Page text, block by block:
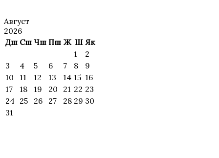
Август
2026
Дш Сш Чш Пш Ж Ш Як
1
2
3
4 5 6 7 8
9
10
11 12 13 14 15 16
17
18 19 20 21 22 23
24 25 26 27 28 29 30
31